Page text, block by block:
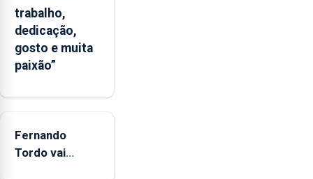
significativo”
da
CPUE
entre
2022
trabalho,
dedicação,
gosto e muita
paixão”
Fernando
Tordo vai